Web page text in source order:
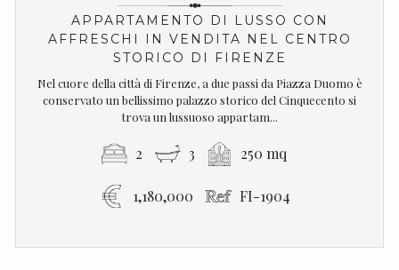
APPARTAMENTO DI LUSSO CON
AFFRESCHI IN VENDITA NEL CENTRO
STORICO DI FIRENZE
Nel cuore della città di Firenze, a due passi da Piazza Duomo è
conservato un bellissimo palazzo storico del Cinquecento si
trova un lussuoso appartam...
2 3 250 mq
1,180,000 FI-1904